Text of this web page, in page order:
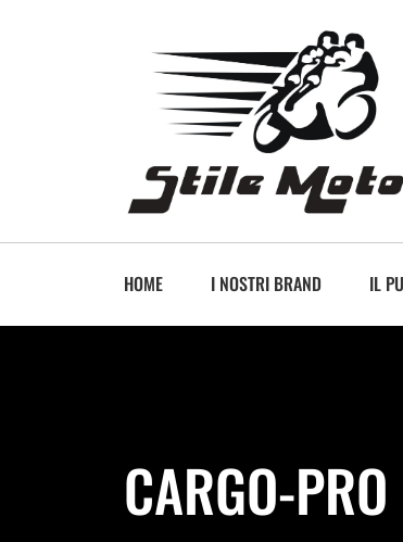
HOME I NOSTRI BRAND IL
CARGO-